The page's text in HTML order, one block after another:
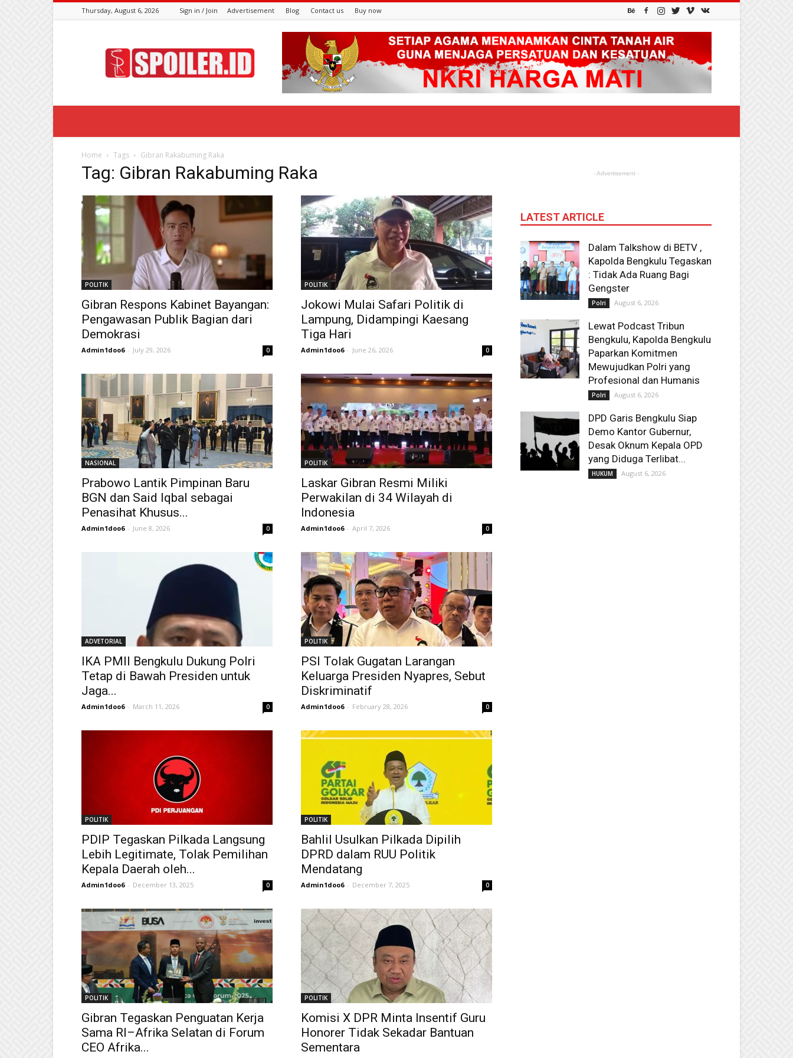
Thursday, August 6, 2026 Sign in / Join Advertisement Blog Contact us Buy now
Home Tags Gibran Rakabuming Raka
Tag: Gibran Rakabuming Raka
POLITIK
Gibran Respons Kabinet Bayangan:
Pengawasan Publik Bagian dari
Demokrasi
Admin1doo6 - July 29, 2026 0
POLITIK
Jokowi Mulai Safari Politik di
Lampung, Didampingi Kaesang
Tiga Hari
Admin1doo6 - June 26, 2026 0
NASIONAL
Prabowo Lantik Pimpinan Baru
BGN dan Said Iqbal sebagai
Penasihat Khusus...
Admin1doo6 - June 8, 2026 0
POLITIK
Laskar Gibran Resmi Miliki
Perwakilan di 34 Wilayah di
Indonesia
Admin1doo6 - April 7, 2026 0
ADVETORIAL
IKA PMII Bengkulu Dukung Polri
Tetap di Bawah Presiden untuk
Jaga...
Admin1doo6 - March 11, 2026 0
POLITIK
PSI Tolak Gugatan Larangan
Keluarga Presiden Nyapres, Sebut
Diskriminatif
Admin1doo6 - February 28, 2026 0
POLITIK
PDIP Tegaskan Pilkada Langsung
Lebih Legitimate, Tolak Pemilihan
Kepala Daerah oleh...
Admin1doo6 - December 13, 2025 0
POLITIK
Bahlil Usulkan Pilkada Dipilih
DPRD dalam RUU Politik
Mendatang
Admin1doo6 - December 7, 2025 0
POLITIK
Gibran Tegaskan Penguatan Kerja
Sama RI–Afrika Selatan di Forum
CEO Afrika...
POLITIK
Komisi X DPR Minta Insentif Guru
Honorer Tidak Sekadar Bantuan
Sementara
- Advertisement -
LATEST ARTICLE
Dalam Talkshow di BETV ,
Kapolda Bengkulu Tegaskan
: Tidak Ada Ruang Bagi
Gengster
Polri August 6, 2026
Lewat Podcast Tribun
Bengkulu, Kapolda Bengkulu
Paparkan Komitmen
Mewujudkan Polri yang
Profesional dan Humanis
Polri August 6, 2026
DPD Garis Bengkulu Siap
Demo Kantor Gubernur,
Desak Oknum Kepala OPD
yang Diduga Terlibat...
HUKUM August 6, 2026